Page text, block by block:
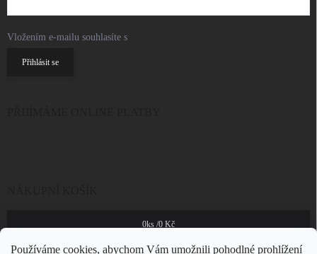
Používáme cookies, abychom Vám umožnili pohodlné prohlížení
Vložením e-mailu souhlasíte s
Přihlásit se
0ks /0 Kč